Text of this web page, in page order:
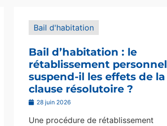
Bail d'habitation
Bail d’habitation : le
rétablissement personnel
suspend-il les effets de la
clause résolutoire ?
28 juin 2026
Une procédure de rétablissement